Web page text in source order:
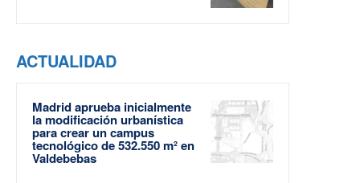
ACTUALIDAD
Madrid aprueba inicialmente
la modificación urbanística
para crear un campus
tecnológico de 532.550 m² en
Valdebebas